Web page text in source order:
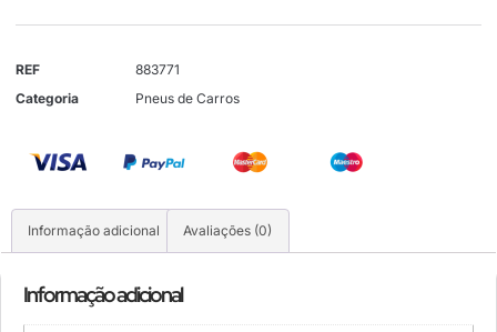
REF
883771
Categoria
Pneus de Carros
Informação adicional Avaliações (0)
Informação adicional